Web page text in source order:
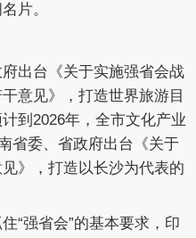
片。
出台《关于实施强省会战
意见》，打造世界旅游目
到2026年，全市文化产业
省委、省政府出台《关于
》，打造以长沙为代表的
“强省会”的基本要求，印